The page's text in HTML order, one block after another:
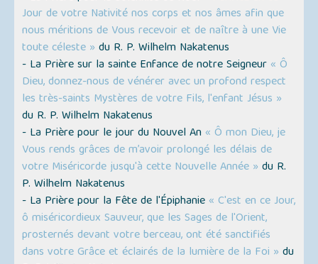
Jour de votre Nativité nos corps et nos âmes afin que
nous méritions de Vous recevoir et de naître à une Vie
toute céleste » du R. P. Wilhelm Nakatenus
- La Prière sur la sainte Enfance de notre Seigneur « Ô
Dieu, donnez-nous de vénérer avec un profond respect
les très-saints Mystères de votre Fils, l'enfant Jésus »
du R. P. Wilhelm Nakatenus
- La Prière pour le jour du Nouvel An « Ô mon Dieu, je
Vous rends grâces de m’avoir prolongé les délais de
votre Miséricorde jusqu'à cette Nouvelle Année » du R.
P. Wilhelm Nakatenus
- La Prière pour la Fête de l'Épiphanie « C'est en ce Jour,
ô miséricordieux Sauveur, que les Sages de l'Orient,
prosternés devant votre berceau, ont été sanctifiés
dans votre Grâce et éclairés de la lumière de la Foi » du